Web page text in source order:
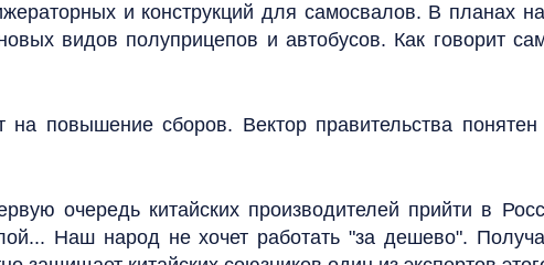
и конструкций для самосвалов. В планах
видов полуприцепов и автобусов. Как говорит
на повышение сборов. Вектор правительства
очередь китайских производителей прийти в
Наш народ не хочет работать "за дешево".